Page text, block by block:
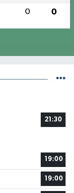
0 0
21:30
19:00
19:00